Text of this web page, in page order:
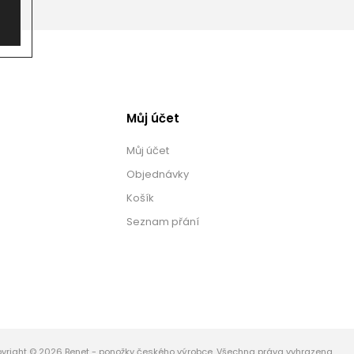
Můj účet
Můj účet
Objednávky
Košík
Seznam přání
© 2026 Benet - ponožky českého výrobce. Všechna práva vyhrazena.